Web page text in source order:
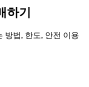
하기
방법, 한도, 안전 이용